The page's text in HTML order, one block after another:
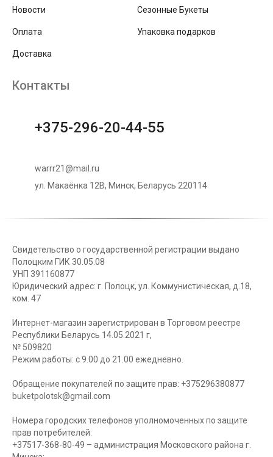
Новости
Оплата
Доставка
Сезонные Букеты
Упаковка подарков
Контакты
+375-296-20-44-55
warrr21@mail.ru
ул. Макаёнка 12В, Минск, Беларусь 220114
Свидетельство о государственной регистрации выдано
Полоцким ГИК 30.05.08
УНП 391160877
Юридический адрес: г. Полоцк, ул. Коммунистическая, д.18,
ком. 47
Интернет-магазин зарегистрирован в Торговом реестре
Республики Беларусь 14.05.2021 г,
№ 509820
Режим работы: с 9.00 до 21.00 ежедневно.
Обращение покупателей по защите прав: +375296380877
buketpolotsk@gmail.com
Номера городских телефонов уполномоченных по защите
прав потребителей:
+37517-368-80-49 – администрация Московского района г.